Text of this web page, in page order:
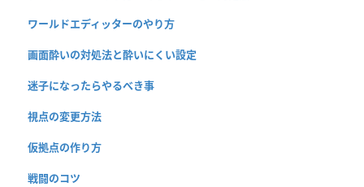
ワールドエディッターのやり方
画面酔いの対処法と酔いにくい設定
迷子になったらやるべき事
視点の変更方法
仮拠点の作り方
戦闘のコツ